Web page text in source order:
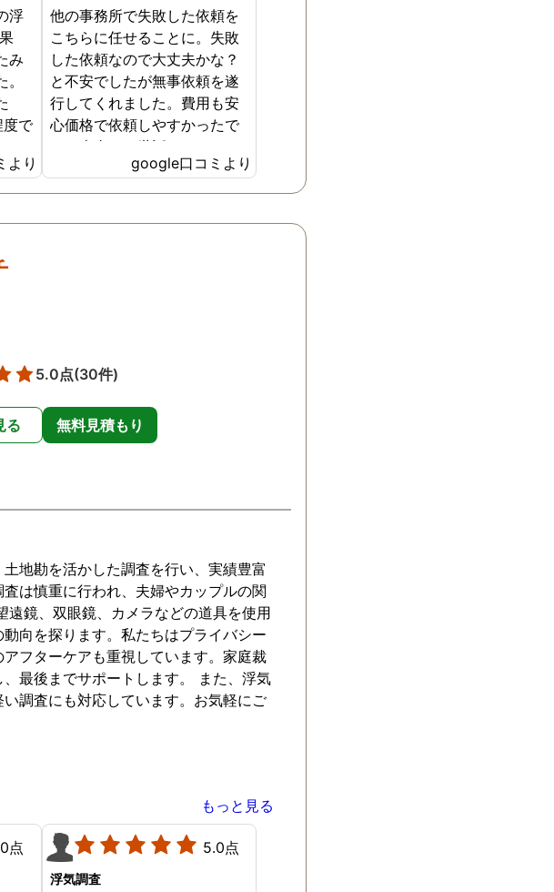
浮
み
度で
より
他の事務所で失敗した依頼を
こちらに任せることに。失敗
した依頼なので大丈夫かな？
と不安でしたが無事依頼を遂
行してくれました。費用も安
心価格で依頼しやすかったで
す。本当にお世話になりまし
google口コミより
5.0点(30件)
る 無料見積もり
地勘を活かした調査を行い、実績豊富
は慎重に行われ、夫婦やカップルの関
鏡、双眼鏡、カメラなどの道具を使用
向を探ります。私たちはプライバシー
フターケアも重視しています。家庭裁
最後までサポートします。 また、浮気
調査にも対応しています。お気軽にご
もっと見る
点 5.0点
浮気調査